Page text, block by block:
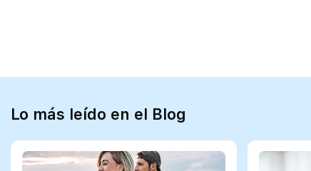
Lo más leído en el Blog